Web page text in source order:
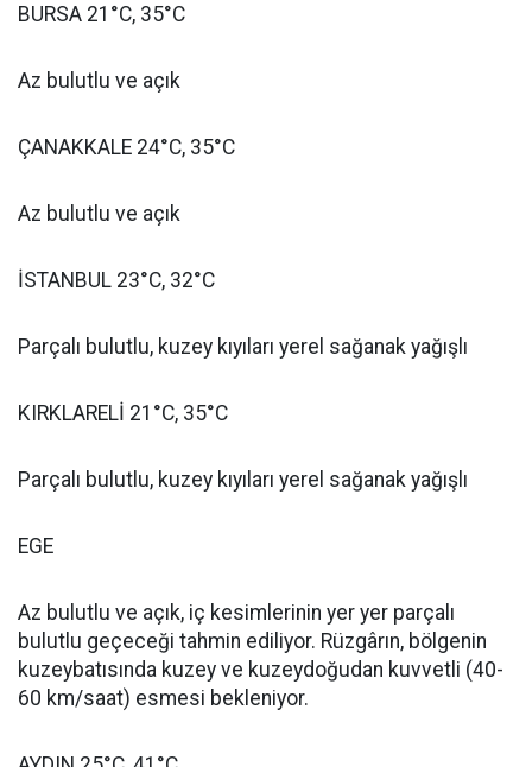
BURSA 21°C, 35°C
Az bulutlu ve açık
ÇANAKKALE 24°C, 35°C
Az bulutlu ve açık
İSTANBUL 23°C, 32°C
Parçalı bulutlu, kuzey kıyıları yerel sağanak yağışlı
KIRKLARELİ 21°C, 35°C
Parçalı bulutlu, kuzey kıyıları yerel sağanak yağışlı
EGE
Az bulutlu ve açık, iç kesimlerinin yer yer parçalı
bulutlu geçeceği tahmin ediliyor. Rüzgârın, bölgenin
kuzeybatısında kuzey ve kuzeydoğudan kuvvetli (40-
60 km/saat) esmesi bekleniyor.